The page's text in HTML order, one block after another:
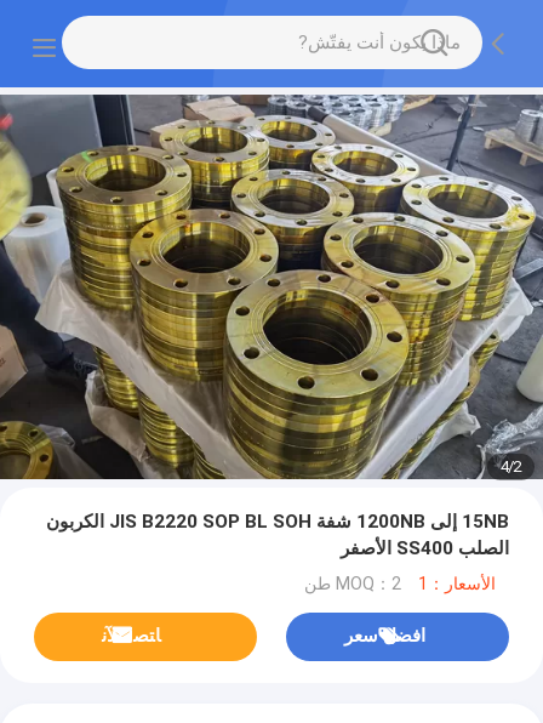
2
/
4
15NB إلى 1200NB شفة JIS B2220 SOP BL SOH الكربون
الصلب SS400 الأصفر
الأسعار：1 MOQ：2 طن
افضل سعر ﺎﺘﺼﻟ ﺍﻶﻧ